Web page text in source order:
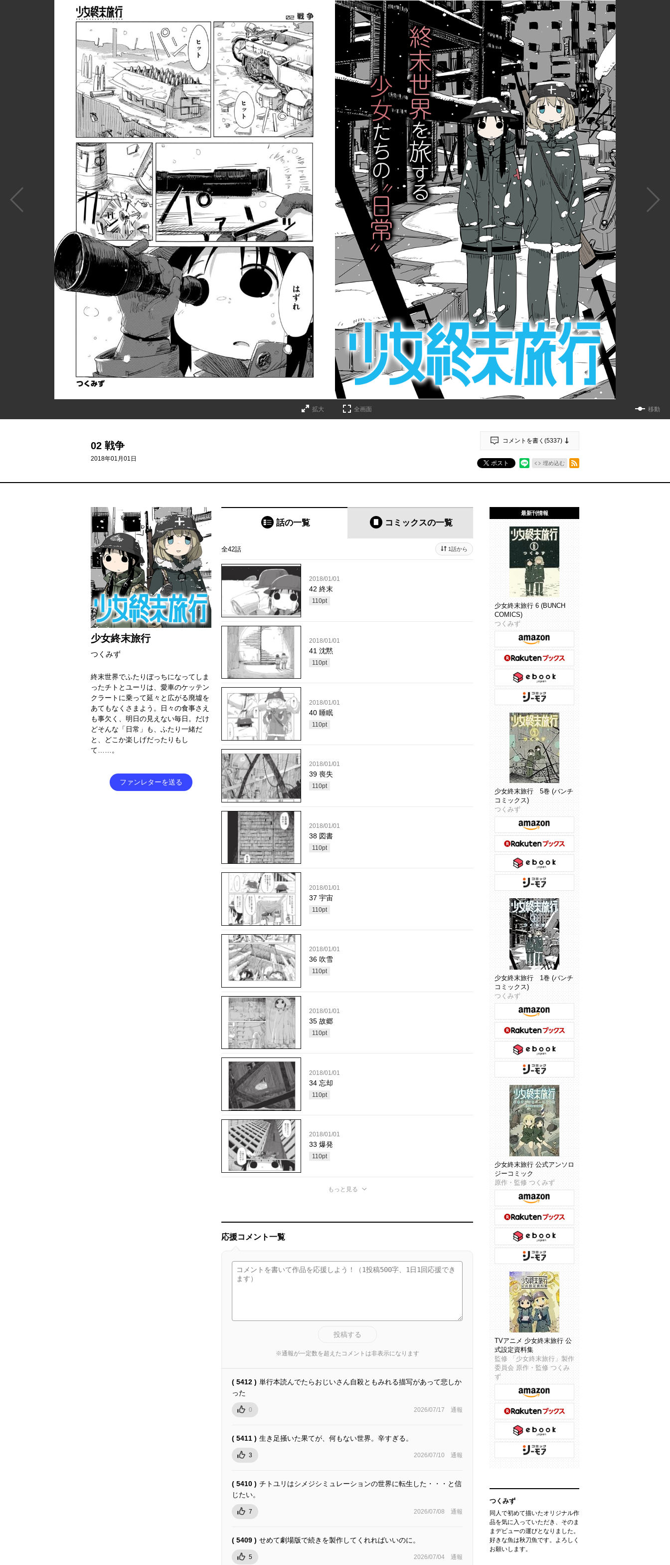
拡大 全画面 移動
02 戦争
2018年01月01日
コメントを書く(5337)
ポスト 埋め込む
少女終末旅行
つくみず
終末世界でふたりぼっちになってしま
ったチトとユーリは、愛車のケッテン
クラートに乗って延々と広がる廃墟を
あてもなくさまよう。日々の食事さえ
も事欠く、明日の見えない毎日。だけ
どそんな「日常」も、ふたり一緒だ
と、どこか楽しげだったりもし
て……。
ファンレターを送る
話の一覧 コミックスの一覧
全42話 1話から
2018/01/01
42 終末
110pt
2018/01/01
41 沈黙
110pt
2018/01/01
40 睡眠
110pt
2018/01/01
39 喪失
110pt
2018/01/01
38 図書
110pt
2018/01/01
37 宇宙
110pt
2018/01/01
36 吹雪
110pt
2018/01/01
35 故郷
110pt
2018/01/01
34 忘却
110pt
2018/01/01
33 爆発
110pt
もっと見る
応援コメント一覧
投稿する
※通報が一定数を超えたコメントは非表示になります
( 5412 ) 単行本読んでたらおじいさん自殺ともみれる描写があって悲しか
った
0 2026/07/17 通報
( 5411 ) 生き足掻いた果てが、何もない世界。辛すぎる。
3 2026/07/10 通報
( 5410 ) チトユリはシメジシミュレーションの世界に転生した・・・と信
じたい。
7 2026/07/08 通報
( 5409 ) せめて劇場版で続きを製作してくれればいいのに。
5 2026/07/04 通報
最新刊情報
少女終末旅行 6 (BUNCH
COMICS)
つくみず
少女終末旅行 5巻 (バンチ
コミックス)
つくみず
少女終末旅行 1巻 (バンチ
コミックス)
つくみず
少女終末旅行 公式アンソロ
ジーコミック
原作・監修 つくみず
TVアニメ 少女終末旅行 公
式設定資料集
監修 「少女終末旅行」製作
委員会 原作・監修 つくみ
ず
つくみず
同人で初めて描いたオリジナル作
品を気に入っていただき、そのま
まデビューの運びとなりました。
好きな魚は秋刀魚です。よろしく
お願いします。